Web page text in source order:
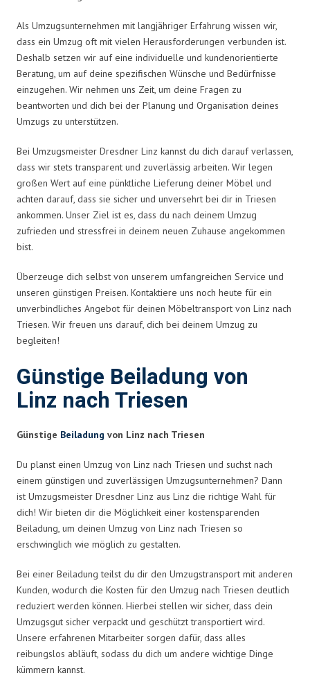
Als Umzugsunternehmen mit langjähriger Erfahrung wissen wir,
dass ein Umzug oft mit vielen Herausforderungen verbunden ist.
Deshalb setzen wir auf eine individuelle und kundenorientierte
Beratung, um auf deine spezifischen Wünsche und Bedürfnisse
einzugehen. Wir nehmen uns Zeit, um deine Fragen zu
beantworten und dich bei der Planung und Organisation deines
Umzugs zu unterstützen.
Bei Umzugsmeister Dresdner Linz kannst du dich darauf verlassen,
dass wir stets transparent und zuverlässig arbeiten. Wir legen
großen Wert auf eine pünktliche Lieferung deiner Möbel und
achten darauf, dass sie sicher und unversehrt bei dir in Triesen
ankommen. Unser Ziel ist es, dass du nach deinem Umzug
zufrieden und stressfrei in deinem neuen Zuhause angekommen
bist.
Überzeuge dich selbst von unserem umfangreichen Service und
unseren günstigen Preisen. Kontaktiere uns noch heute für ein
unverbindliches Angebot für deinen Möbeltransport von Linz nach
Triesen. Wir freuen uns darauf, dich bei deinem Umzug zu
begleiten!
Günstige Beiladung von
Linz nach Triesen
Günstige Beiladung von Linz nach Triesen
Du planst einen Umzug von Linz nach Triesen und suchst nach
einem günstigen und zuverlässigen Umzugsunternehmen? Dann
ist Umzugsmeister Dresdner Linz aus Linz die richtige Wahl für
dich! Wir bieten dir die Möglichkeit einer kostensparenden
Beiladung, um deinen Umzug von Linz nach Triesen so
erschwinglich wie möglich zu gestalten.
Bei einer Beiladung teilst du dir den Umzugstransport mit anderen
Kunden, wodurch die Kosten für den Umzug nach Triesen deutlich
reduziert werden können. Hierbei stellen wir sicher, dass dein
Umzugsgut sicher verpackt und geschützt transportiert wird.
Unsere erfahrenen Mitarbeiter sorgen dafür, dass alles
reibungslos abläuft, sodass du dich um andere wichtige Dinge
kümmern kannst.